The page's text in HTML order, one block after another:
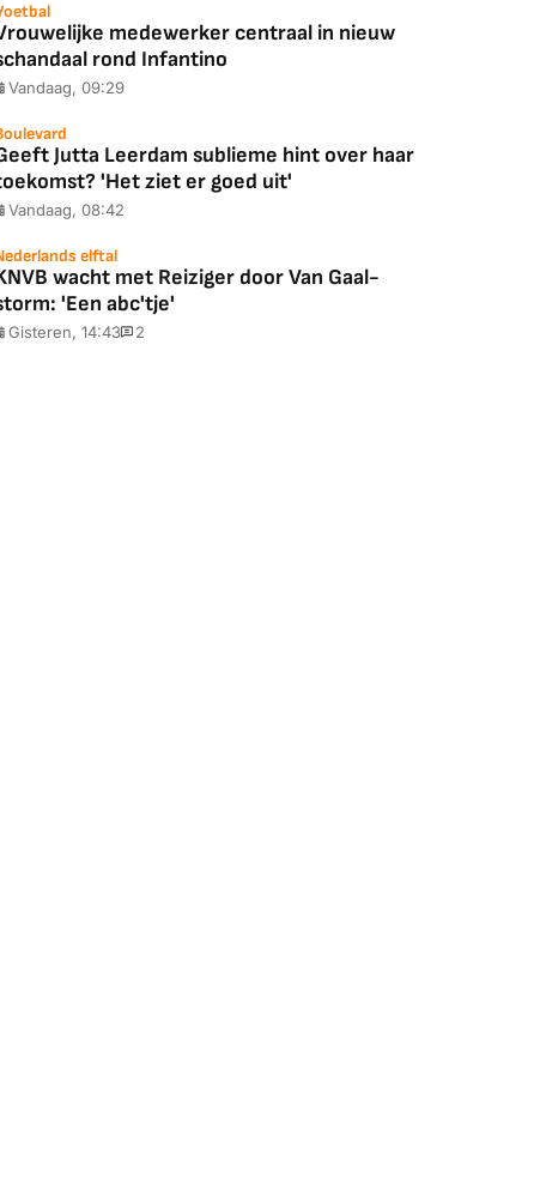
medewerker centraal in nieuw
rond Infantino
Vandaag, 09:29
Jutta Leerdam sublieme hint over haar
'Het ziet er goed uit'
Vandaag, 08:42
elftal
wacht met Reiziger door Van Gaal-
'Een abc'tje'
Gisteren, 14:43 2